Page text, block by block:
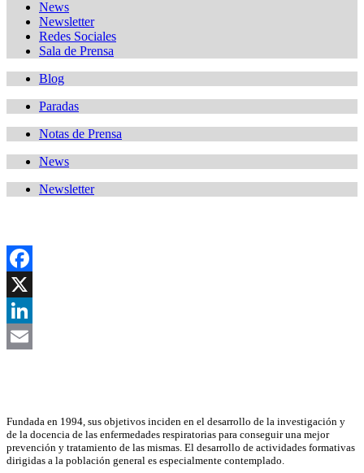
News
Newsletter
Redes Sociales
Sala de Prensa
Blog
Paradas
Notas de Prensa
News
Newsletter
Facebook
X
LinkedIn
Fundada en 1994, sus objetivos inciden en el desarrollo de la investigación y
de la docencia de las enfermedades respiratorias para conseguir una mejor
prevención y tratamiento de las mismas. El desarrollo de actividades formativas
dirigidas a la población general es especialmente contemplado.